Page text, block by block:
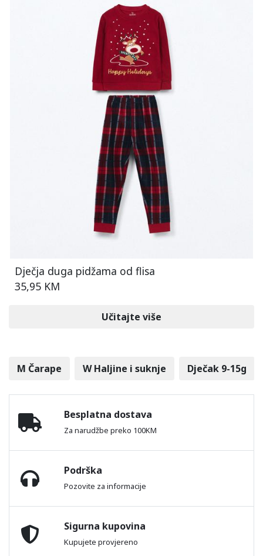
Dječja duga pidžama od flisa
35,95 KM
Učitajte više
M Čarape W Haljine i suknje Dječak 9-15g
Besplatna dostava
Za narudžbe preko 100KM
Podrška
Pozovite za informacije
Sigurna kupovina
Kupujete provjereno